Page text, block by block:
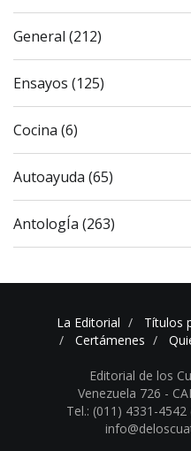
General (212)
Ensayos (125)
Cocina (6)
Autoayuda (65)
AntologÍa (263)
La Editorial Títulos
Certámenes
Editorial de los
Venezuela 726 -
Tel.: (011) 4331-